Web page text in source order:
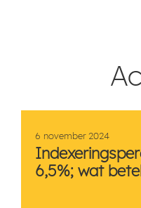
6 november 2024
6,5%; wat